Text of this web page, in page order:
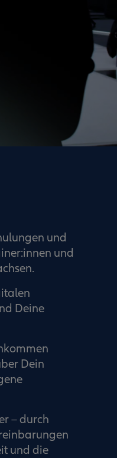
und
und
Deine
Dein
– durch
und die